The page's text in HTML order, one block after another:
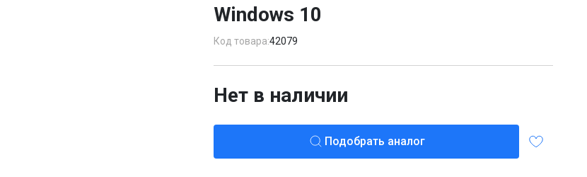
Windows 10
Код товара:42079
Нет в наличии
Подобрать аналог